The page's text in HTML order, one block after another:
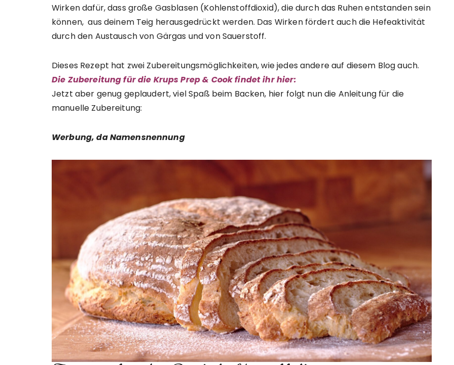
Wirken dafür, dass große Gasblasen (Kohlenstoffdioxid), die durch das Ruhen entstanden sein
können, aus deinem Teig herausgedrückt werden. Das Wirken fördert auch die Hefeaktivität
durch den Austausch von Gärgas und von Sauerstoff.
Dieses Rezept hat zwei Zubereitungsmöglichkeiten, wie jedes andere auf diesem Blog auch.
Die Zubereitung für die Krups Prep & Cook findet ihr hier:
Jetzt aber genug geplaudert, viel Spaß beim Backen, hier folgt nun die Anleitung für die
manuelle Zubereitung:
Werbung, da Namensnennung